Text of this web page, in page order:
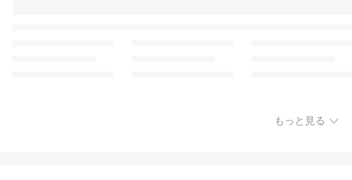
もっと見る